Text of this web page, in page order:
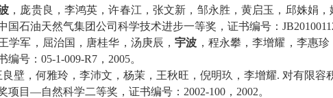
，庞贵良，李鸿英，许春江，张文新，邹永胜，黄启玉，邱姝娟
国石油天然气集团公司科学技术进步一等奖，证书编号：
学军，屈治国，唐桂华，汤庚辰，宇波 ，程永攀，李增耀，李惠
编号： 05-1-009-R7 ， 2005。
良壁，何雅玲，李沛文，杨茉，王秋旺，倪明玖，李增耀. 对有限容
项目—自然科学二等奖，证书编号： 2002-100 ， 2002。